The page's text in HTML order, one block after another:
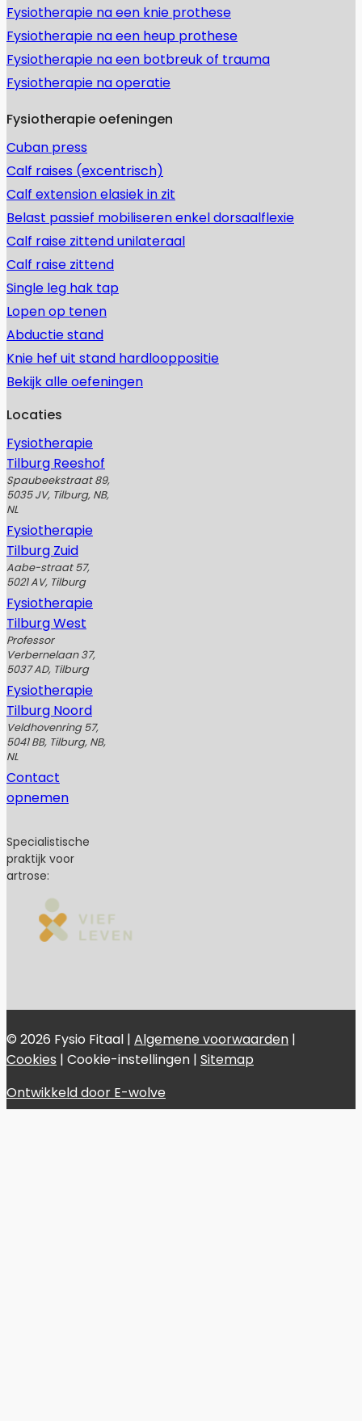
Fysiotherapie na een knie prothese
Fysiotherapie na een heup prothese
Fysiotherapie na een botbreuk of trauma
Fysiotherapie na operatie
Fysiotherapie oefeningen
Cuban press
Calf raises (excentrisch)
Calf extension elasiek in zit
Belast passief mobiliseren enkel dorsaalflexie
Calf raise zittend unilateraal
Calf raise zittend
Single leg hak tap
Lopen op tenen
Abductie stand
Knie hef uit stand hardlooppositie
Bekijk alle oefeningen
Locaties
Fysiotherapie
Tilburg Reeshof
Spaubeekstraat 89,
5035 JV, Tilburg, NB,
NL
Fysiotherapie
Tilburg Zuid
Aabe-straat 57,
5021 AV, Tilburg
Fysiotherapie
Tilburg West
Professor
Verbernelaan 37,
5037 AD, Tilburg
Fysiotherapie
Tilburg Noord
Veldhovenring 57,
5041 BB, Tilburg, NB,
NL
Contact
opnemen
Specialistische
praktijk voor
artrose:
© 2026 Fysio Fitaal | Algemene voorwaarden |
Cookies | Cookie-instellingen | Sitemap
Ontwikkeld door E-wolve